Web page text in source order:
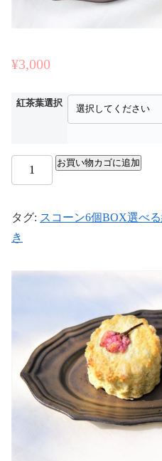
¥3,000
紅茶葉選択
お買い物カゴに追加
タグ: スコーン6個BOX選べ
き